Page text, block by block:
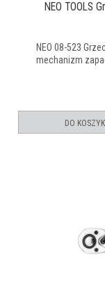
NEO TOOLS
NEO 08-523
mechanizm
DO